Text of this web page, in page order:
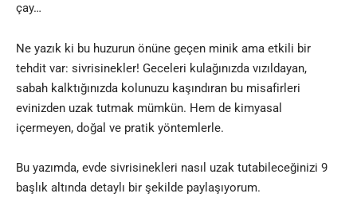
çay…
Ne yazık ki bu huzurun önüne geçen minik ama etkili bir
tehdit var: sivrisinekler! Geceleri kulağınızda vızıldayan,
sabah kalktığınızda kolunuzu kaşındıran bu misafirleri
evinizden uzak tutmak mümkün. Hem de kimyasal
içermeyen, doğal ve pratik yöntemlerle.
Bu yazımda, evde sivrisinekleri nasıl uzak tutabileceğinizi 9
başlık altında detaylı bir şekilde paylaşıyorum.